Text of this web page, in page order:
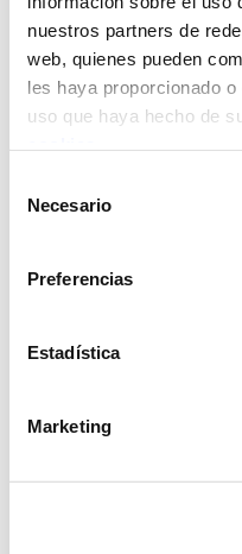
nuestros partners de
web, quienes pueden
les haya proporcionado
uso que haya hecho de
Necesario
Preferencias
Estadística
Marketing
OPCIÓN